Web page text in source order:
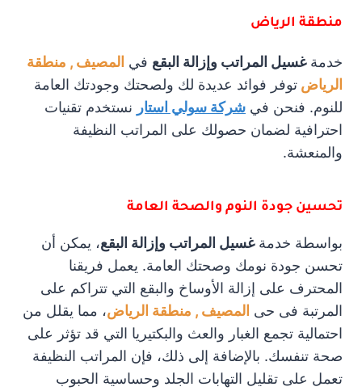
منطقة الرياض
خدمةغسيل المراتب وإزالة البقع في المصيف , منطقة
الرياض توفر فوائد عديدة لك ولصحتك وجودتك العامة
للنوم. فنحن في شركة سولي استار نستخدم تقنيات
احترافية لضمان حصولك على المراتب النظيفة
والمنعشة.
تحسين جودة النوم والصحة العامة
بواسطة خدمةغسيل المراتب وإزالة البقع، يمكن أن
تحسن جودة نومك وصحتك العامة. يعمل فريقنا
المحترف على إزالة الأوساخ والبقع التي تتراكم على
المرتبة فى حى المصيف , منطقة الرياض، مما يقلل من
احتمالية تجمع الغبار والعث والبكتيريا التي قد تؤثر على
صحة تنفسك. بالإضافة إلى ذلك، فإن المراتب النظيفة
تعمل على تقليل التهابات الجلد وحساسية الحبوب